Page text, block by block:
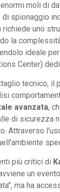
moli di
di spionaggio
richiede uno
la
ideale
Center)
tecnico,
avanzata,
di sicurezza
Attraverso
più critici di
un
ma ha